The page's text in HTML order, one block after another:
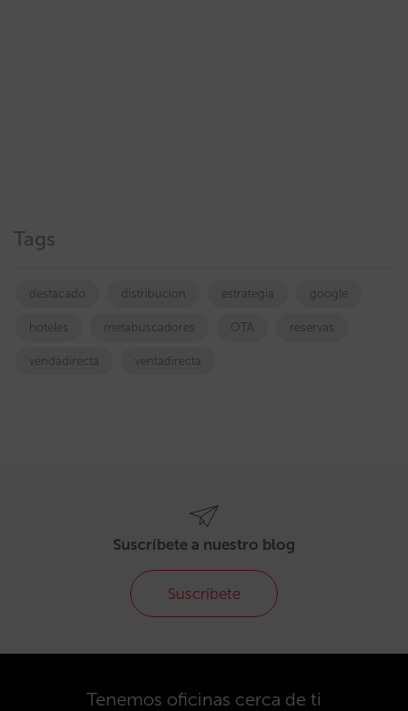
Tags
destacado distribucion estrategia google
hoteles metabuscadores OTA reservas
vendadirecta ventadirecta
Suscríbete a nuestro blog
Suscríbete
Tenemos oficinas cerca de ti